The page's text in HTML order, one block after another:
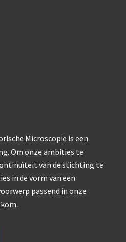
Microscopie is een
Om onze ambities te
van de stichting te
in de vorm van een
passend in onze